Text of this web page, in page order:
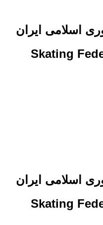
اسلامی ایران
Skating
اسلامی ایران
Skating